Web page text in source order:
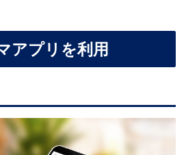
アプリを利用